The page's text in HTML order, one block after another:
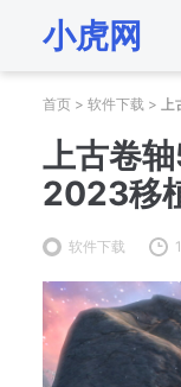
小虎网
首页 > 软件下载 >
上古卷
2023移
软件下载